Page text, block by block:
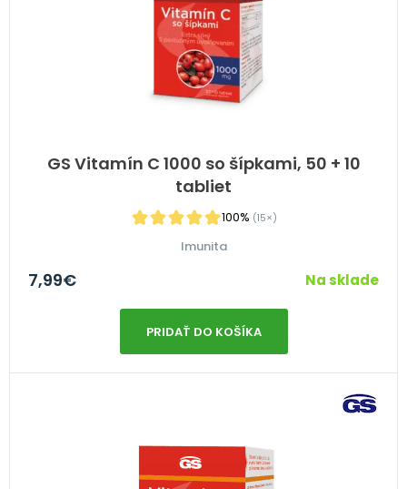
GS Vitamín C 1000 so šípkami, 50 + 10
tabliet
100% (15×)
Imunita
7,99€ Na sklade
PRIDAŤ DO KOŠÍKA